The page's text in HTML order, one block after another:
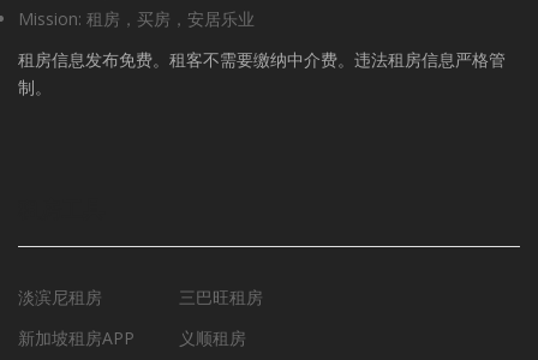
Mission: 租房，买房，安居乐业
租房信息发布免费。租客不需要缴纳中介费。违法租房信息严格管
制。
淡滨尼租房
新加坡租房APP
三巴旺租房
义顺租房